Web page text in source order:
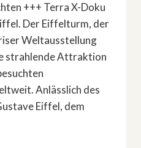
+++ Terra X-Doku
Der Eiffelturm, der
Weltausstellung
strahlende Attraktion
Anlässlich des
Eiffel, dem